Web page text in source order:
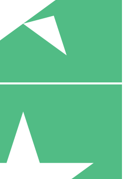
10 00
10 Descargas
20 00